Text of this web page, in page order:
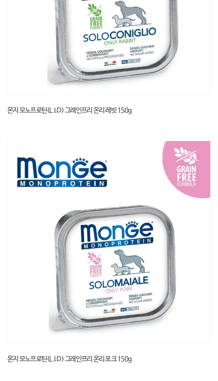
몬지 모노프로틴(L.I.D) 그레인프리 온리 레빗 150g
몬지 모노프로틴(L.I.D) 그레인프리 온리 포크 150g